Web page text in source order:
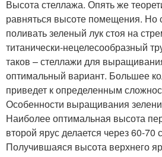
Высота стеллажа. Опять же
равняться высоте помещения. Но
поливать зеленый лук стоя на
титанически-нецелесообразный
таков – стеллажи для
оптимальный вариант. Большее
приведет к определенным
Особенности выращивания
Наиболее оптимальная высота
второй ярус делается через 60-70
Получившаяся высота верхнего